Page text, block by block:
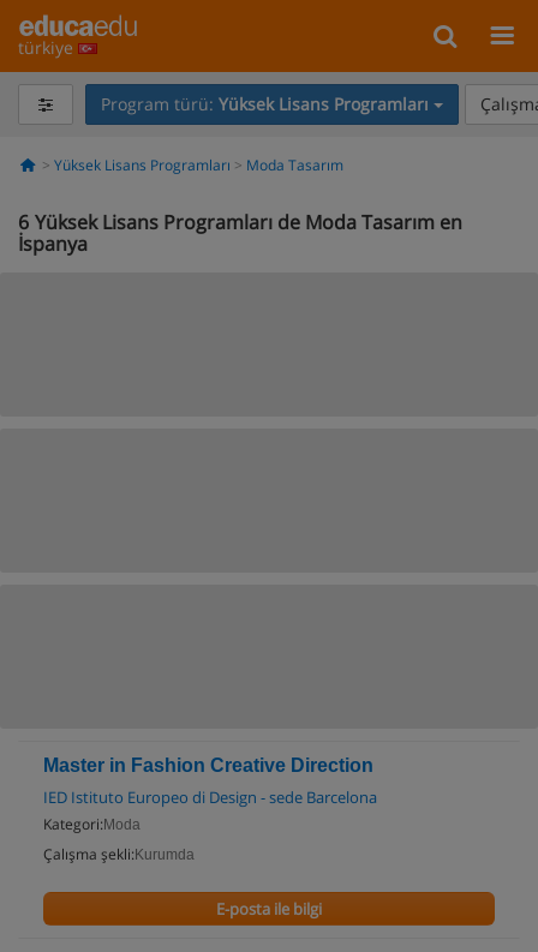
türkiye
Program türü: Yüksek Lisans Programları
Yüksek Lisans Programları Moda Tasarım
6 Yüksek Lisans Programları de Moda Tasarım en
İspanya
Master in Fashion Creative Direction
IED Istituto Europeo di Design - sede Barcelona
Kategori: Moda
Çalışma şekli: Kurumda
E-posta ile bilgi